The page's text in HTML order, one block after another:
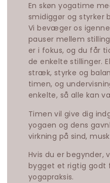
En skøn yogatime
smidiggør og styrker
Vi bevæger os
pauser mellem
er i fokus, og du får
de enkelte stillinger.
stræk, styrke og
timen, og
enkelte, så alle kan
Timen vil give dig
yogaen og dens
virkning på sind,
Hvis du er begynder,
bygget et rigtig godt
yogapraksis.